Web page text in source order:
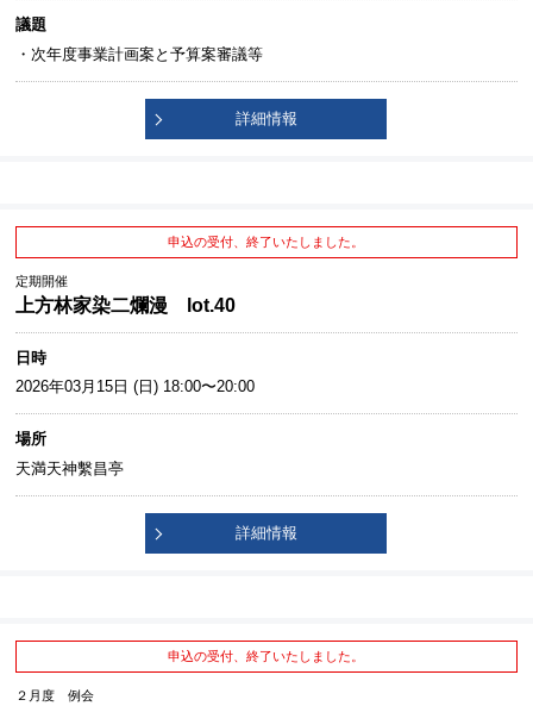
議題
・次年度事業計画案と予算案審議等
詳細情報
申込の受付、終了いたしました。
定期開催
上方林家染二爛漫 lot.40
日時
2026年03月15日 (日) 18:00〜20:00
場所
天満天神繫昌亭
詳細情報
申込の受付、終了いたしました。
２月度 例会